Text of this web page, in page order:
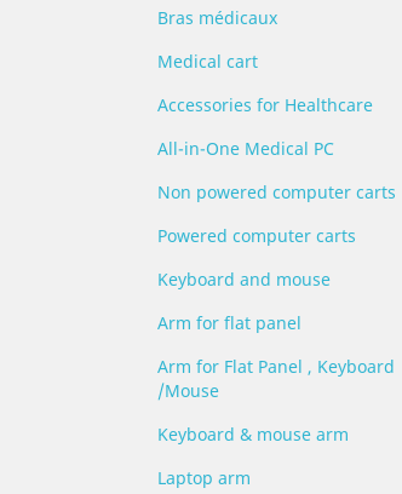
Bras médicaux
Medical cart
Accessories for Healthcare
All-in-One Medical PC
Non powered computer carts
Powered computer carts
Keyboard and mouse
Arm for flat panel
Arm for Flat Panel , Keyboard
/Mouse
Keyboard & mouse arm
Laptop arm